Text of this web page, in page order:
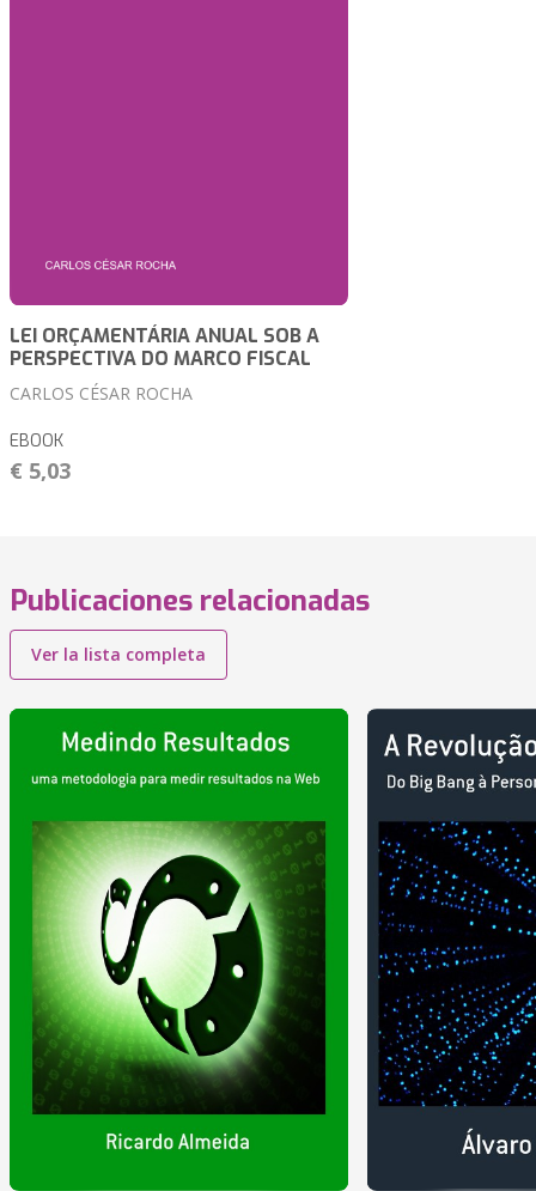
LEI ORÇAMENTÁRIA ANUAL SOB A
PERSPECTIVA DO MARCO FISCAL
CARLOS CÉSAR ROCHA
EBOOK
€ 5,03
Publicaciones relacionadas
Ver la lista completa